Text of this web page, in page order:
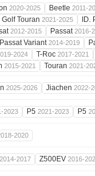
2020-2025 Beetle 2011-
Golf Touran 2021-2025
ID.
2012-2015 Passat2016-
Passat Variant2014-2019
2024 T-Roc 2017-2021
2015-2021 Touran 2021-
2025-2026 Jiachen 2022-
2023 P5 2021-2023 P5
2020
2014-2017 Z500EV 2016-